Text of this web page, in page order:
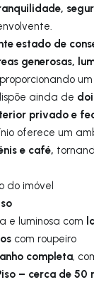
estado de
generosas,
ainda de
privado e
oferece um
e café,
do imóvel
e luminosa com
com roupeiro
completa,
– cerca de 50